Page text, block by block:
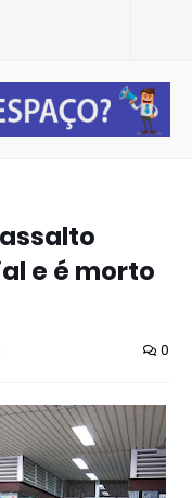
e é morto
0